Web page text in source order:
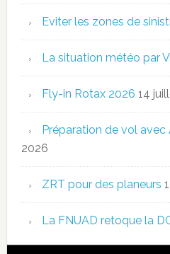
Eviter les zones de
La situation météo par
Fly-in Rotax 2026 14
Préparation de vol avec
2026
ZRT pour des planeurs
La FNUAD retoque la